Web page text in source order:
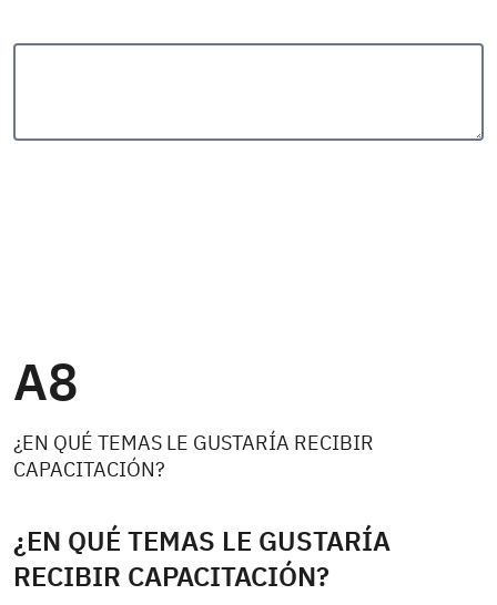
A8
¿EN QUÉ TEMAS LE GUSTARÍA RECIBIR
CAPACITACIÓN?
¿EN QUÉ TEMAS LE GUSTARÍA
RECIBIR CAPACITACIÓN?